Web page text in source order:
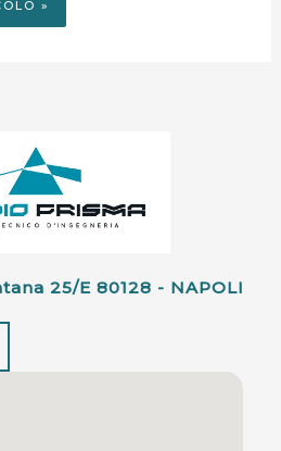
25/e 80128 - NAPOLI